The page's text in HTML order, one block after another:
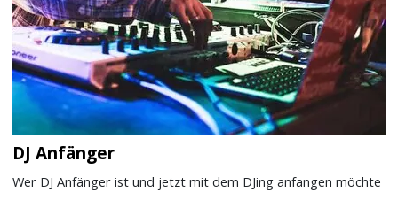
DJ Anfänger
Wer DJ Anfänger ist und jetzt mit dem DJing anfangen möchte